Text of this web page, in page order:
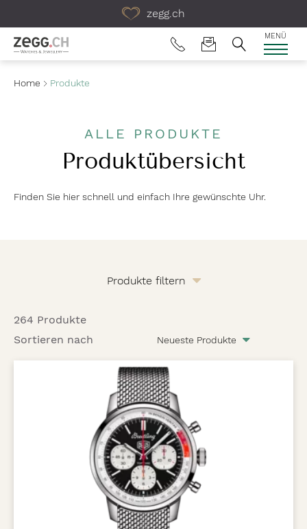
zegg.ch
MENÜ
Home Produkte
ALLE PRODUKTE
Produktübersicht
Finden Sie hier schnell und einfach Ihre gewünschte Uhr.
Produkte filtern
264 Produkte
Sortieren nach